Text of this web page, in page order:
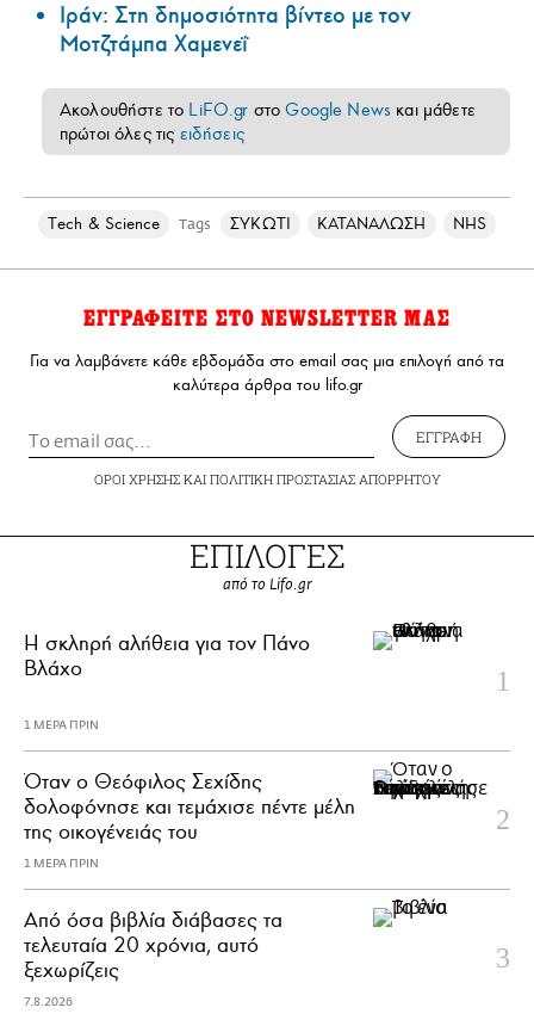
Ιράν: Στη δημοσιότητα βίντεο με τον
Μοτζτάμπα Χαμενεΐ
Ακολουθήστε το LiFO.gr στοGoogle News και μάθετε
πρώτοι όλες τις ειδήσεις
Τech & Science Tags ΣΥΚΩΤΙ ΚΑΤΑΝΑΛΩΣΗ NHS
ΕΓΓΡΑΦΕΙΤΕ ΣΤΟ NEWSLETTER ΜΑΣ
Για να λαμβάνετε κάθε εβδομάδα στο email σας μια επιλογή από τα
καλύτερα άρθρα του lifo.gr
ΕΓΓΡΑΦΗ
ΟΡΟΙ ΧΡΗΣΗΣΚΑΙ ΠΟΛΙΤΙΚΗ ΠΡΟΣΤΑΣΙΑΣ ΑΠΟΡΡΗΤΟΥ
ΕΠΙΛΟΓΕΣ
από το Lifo.gr
H σκληρή αλήθεια για τον Πάνο
Βλάχο
1 ΜΕΡΑ ΠΡΙΝ
Όταν ο Θεόφιλος Σεχίδης
δολοφόνησε και τεμάχισε πέντε μέλη
της οικογένειάς του
1 ΜΕΡΑ ΠΡΙΝ
Από όσα βιβλία διάβασες τα
τελευταία 20 χρόνια, αυτό
ξεχωρίζεις
7.8.2026